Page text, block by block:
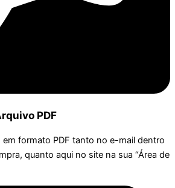
PDF
em formato PDF tanto no e-mail dentro
quanto aqui no site na sua “Área de